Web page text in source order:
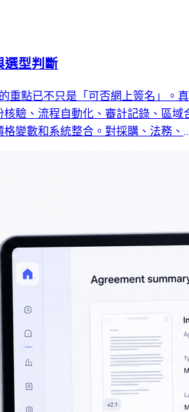
選型判斷
重點已不只是「可否網上簽名」。真
驗、流程自動化、審計記錄、區域
變數和系統整合。對採購、法務、